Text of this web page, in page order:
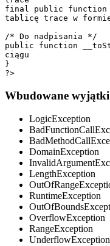
final public function
tablicę trace w
/* Do nadpisania */
public function
ciągu
}
Wbudowane
LogicException
DomainException
LengthException
RuntimeException
OverflowException
RangeException
UnderflowException